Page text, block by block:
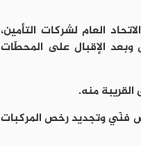
العام لشركات التأمين،
الإقبال على المحطّات
منه.
فنّي وتجديد رخص المركبات